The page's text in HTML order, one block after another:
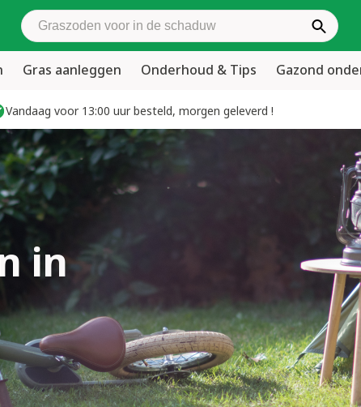
Zoek graszoden
Gras aanleggen Onderhoud & Tips Gazond
Vandaag voor 13:00 uur besteld, morgen geleverd !
in